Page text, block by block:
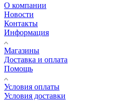
О компании
Новости
Контакты
Информация
Магазины
Доставка и оплата
Помощь
Условия оплаты
Условия доставки